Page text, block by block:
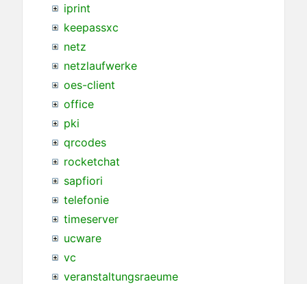
iprint
keepassxc
netz
netzlaufwerke
oes-client
office
pki
qrcodes
rocketchat
sapfiori
telefonie
timeserver
ucware
vc
veranstaltungsraeume